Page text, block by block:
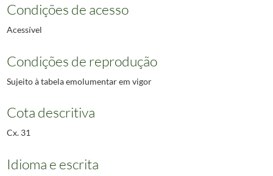
Condições de acesso
Acessível
Condições de reprodução
Sujeito à tabela emolumentar em vigor
Cota descritiva
Cx. 31
Idioma e escrita